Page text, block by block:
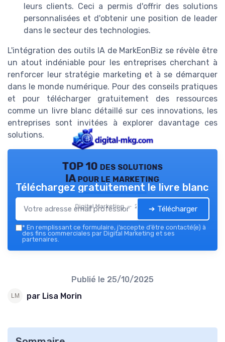
leurs clients. Ceci a permis d'offrir des solutions
personnalisées et d'obtenir une position de leader
dans le secteur des technologies.
L'intégration des outils IA de MarkEonBiz se révèle être
un atout indéniable pour les entreprises cherchant à
renforcer leur stratégie marketing et à se démarquer
dans le monde numérique. Pour des conseils pratiques
et pour télécharger gratuitement des ressources
comme un livre blanc détaillé sur ces innovations, les
entreprises sont invitées à explorer davantage ces
solutions.
TOP 10 des solutions
IA pour le marketing
Digital Marketing — 2026
Téléchargez gratuitement le livre blanc
➔ Télécharger
* En remplissant ce formulaire, j’accepte d’être contacté(e) à
des fins commerciales par Digital Marketing et ses
partenaires.
Publié le 25/10/2025
par Lisa Morin